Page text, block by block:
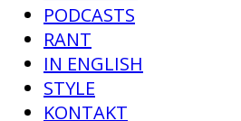
PODCASTS
RANT
IN ENGLISH
STYLE
KONTAKT